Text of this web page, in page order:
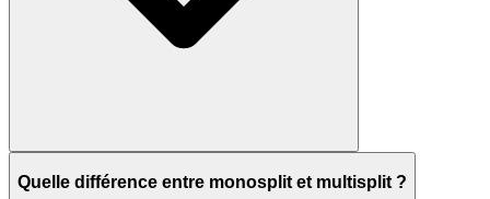
Quelle différence entre monosplit et multisplit ?